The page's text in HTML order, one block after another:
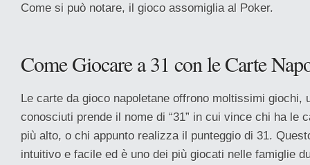
Come si può notare, il gioco assomiglia al Poker.
Come Giocare a 31 con le Carte
Le carte da gioco napoletane offrono moltissimi giochi,
conosciuti prende il nome di “31” in cui vince chi ha le
più alto, o chi appunto realizza il punteggio di 31.
intuitivo e facile ed è uno dei più giocati nelle famiglie